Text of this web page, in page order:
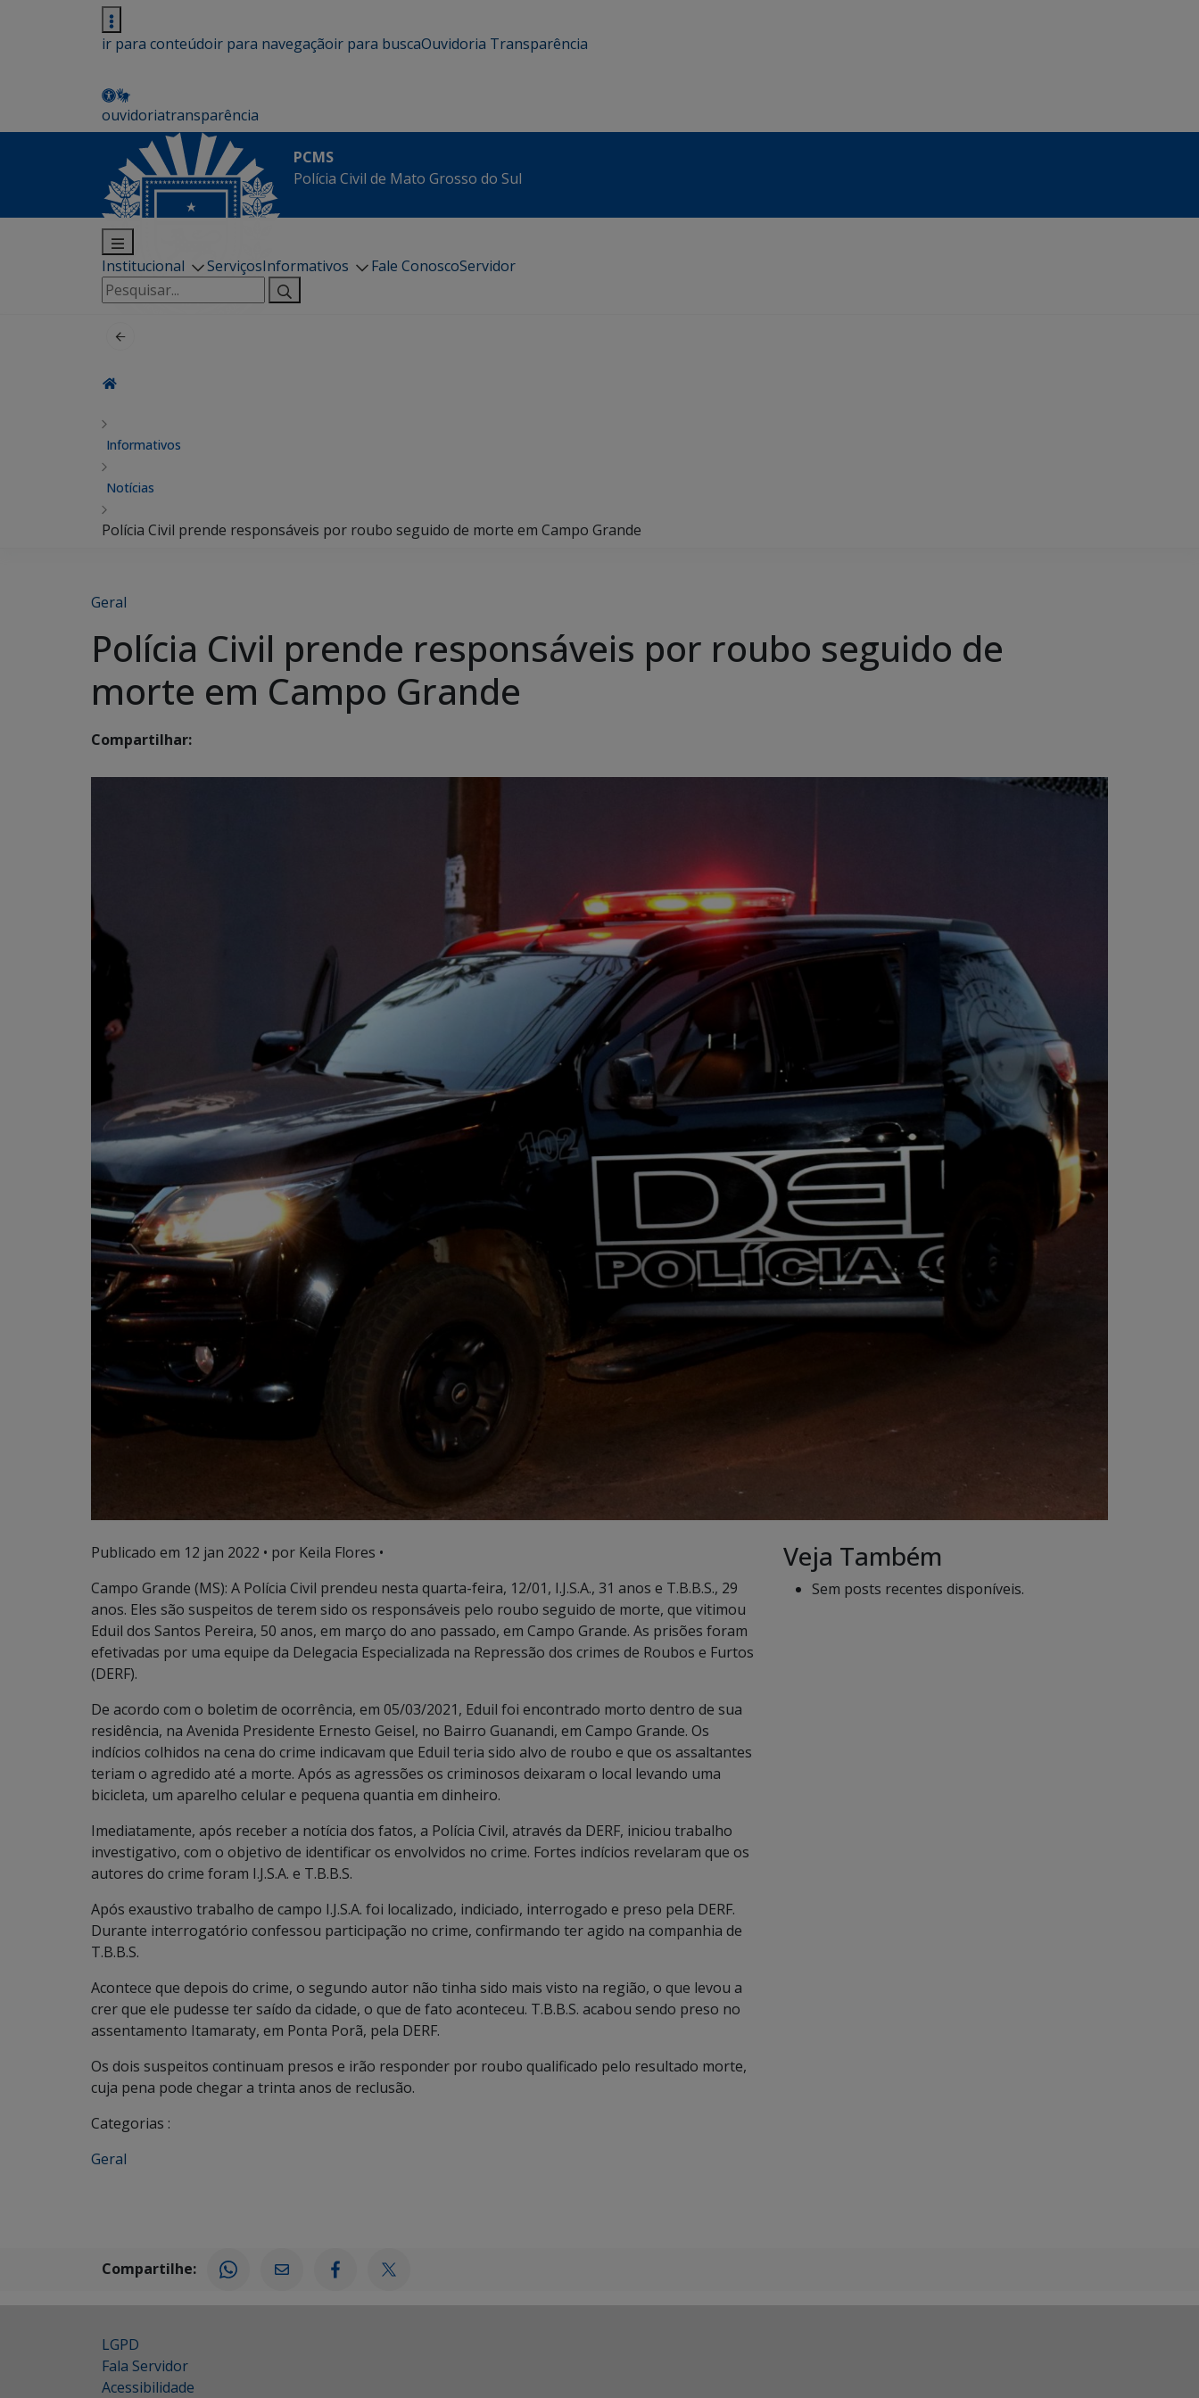
ir para conteúdoir para navegaçãoir para buscaOuvidoria Transparência
ouvidoriatransparência
PCMS
Polícia Civil de Mato Grosso do Sul
Institucional ServiçosInformativos Fale ConoscoServidor
Pesquisar
por:
Informativos
Notícias
Polícia Civil prende responsáveis por roubo seguido de morte em Campo Grande
Geral
Polícia Civil prende responsáveis por roubo seguido de
morte em Campo Grande
Compartilhar:
Publicado em 12 jan 2022 • por Keila Flores •
Campo Grande (MS): A Polícia Civil prendeu nesta quarta-feira, 12/01, I.J.S.A., 31 anos e T.B.B.S., 29
anos. Eles são suspeitos de terem sido os responsáveis pelo roubo seguido de morte, que vitimou
Eduil dos Santos Pereira, 50 anos, em março do ano passado, em Campo Grande. As prisões foram
efetivadas por uma equipe da Delegacia Especializada na Repressão dos crimes de Roubos e Furtos
(DERF).
De acordo com o boletim de ocorrência, em 05/03/2021, Eduil foi encontrado morto dentro de sua
residência, na Avenida Presidente Ernesto Geisel, no Bairro Guanandi, em Campo Grande. Os
indícios colhidos na cena do crime indicavam que Eduil teria sido alvo de roubo e que os assaltantes
teriam o agredido até a morte. Após as agressões os criminosos deixaram o local levando uma
bicicleta, um aparelho celular e pequena quantia em dinheiro.
Imediatamente, após receber a notícia dos fatos, a Polícia Civil, através da DERF, iniciou trabalho
investigativo, com o objetivo de identificar os envolvidos no crime. Fortes indícios revelaram que os
autores do crime foram I.J.S.A. e T.B.B.S.
Após exaustivo trabalho de campo I.J.S.A. foi localizado, indiciado, interrogado e preso pela DERF.
Durante interrogatório confessou participação no crime, confirmando ter agido na companhia de
T.B.B.S.
Acontece que depois do crime, o segundo autor não tinha sido mais visto na região, o que levou a
crer que ele pudesse ter saído da cidade, o que de fato aconteceu. T.B.B.S. acabou sendo preso no
assentamento Itamaraty, em Ponta Porã, pela DERF.
Os dois suspeitos continuam presos e irão responder por roubo qualificado pelo resultado morte,
cuja pena pode chegar a trinta anos de reclusão.
Categorias :
Geral
Veja Também
Sem posts recentes disponíveis.
Compartilhe:
LGPD
Fala Servidor
Acessibilidade